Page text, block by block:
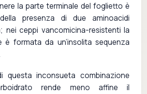
la parte terminale del foglietto è
presenza di due aminoacidi
nei ceppi vancomicina-resistenti la
è formata da un’insolita sequenza
questa inconsueta combinazione
rende meno affine il